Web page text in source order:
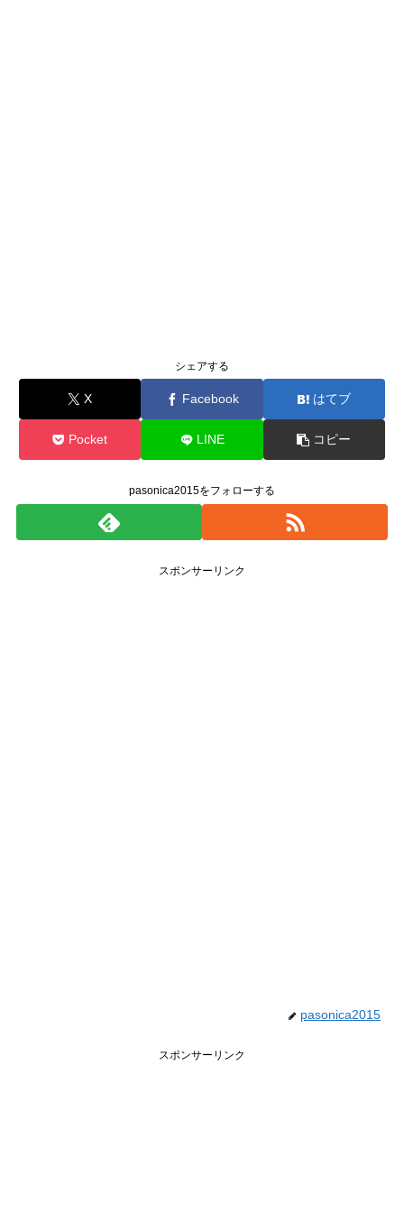
シェアする
X Facebook はてブ
Pocket LINE コピー
pasonica2015をフォローする
スポンサーリンク
pasonica2015
スポンサーリンク